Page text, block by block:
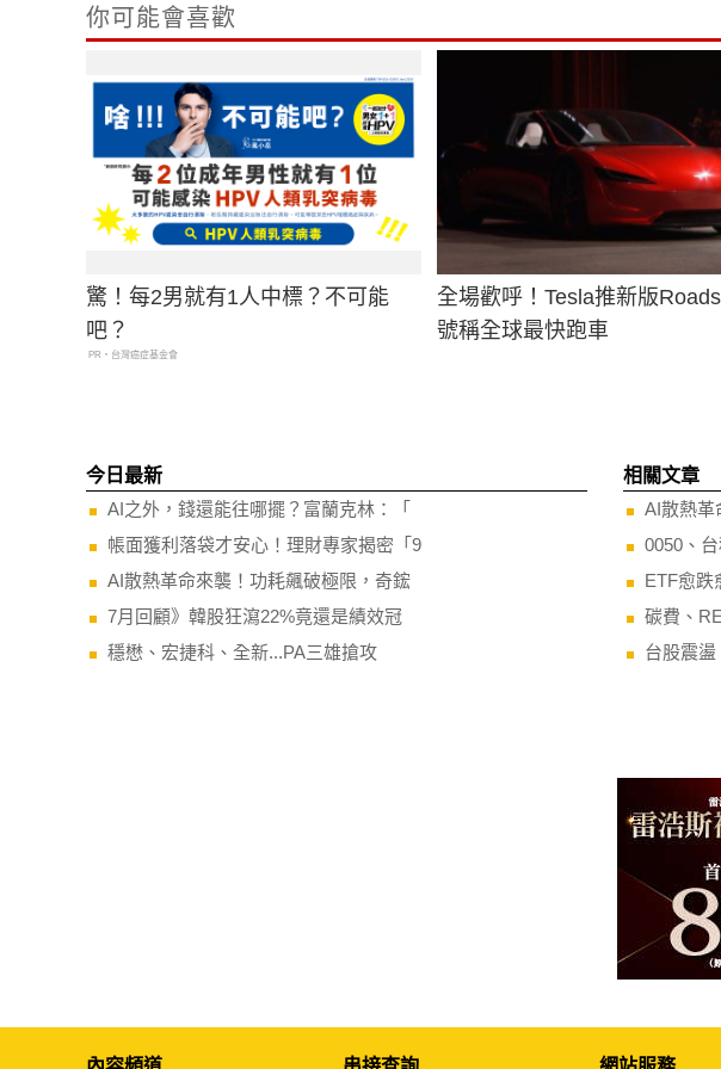
你可能會喜歡
驚！每2男就有1人中標？不可能
吧？
PR・台灣癌症基金會
全場歡呼！Tesla推新版
號稱全球最快跑車
今日最新
AI之外，錢還能往哪擺？富蘭克林：「
帳面獲利落袋才安心！理財專家揭密「9
AI散熱革命來襲！功耗飆破極限，奇鋐
7月回顧》韓股狂瀉22%竟還是績效冠
穩懋、宏捷科、全新...PA三雄搶攻
相關文章
AI散熱革
0050、
ETF愈跌
碳費、
台股震